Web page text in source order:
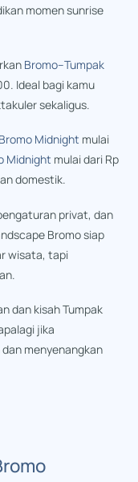
momen sunrise
Bromo–Tumpak
Ideal bagi kamu
sekaligus.
Midnight mulai
Midnight mulai dari Rp
domestik.
privat, dan
Bromo siap
wisata, tapi
dan kisah Tumpak
jika
menyenangkan